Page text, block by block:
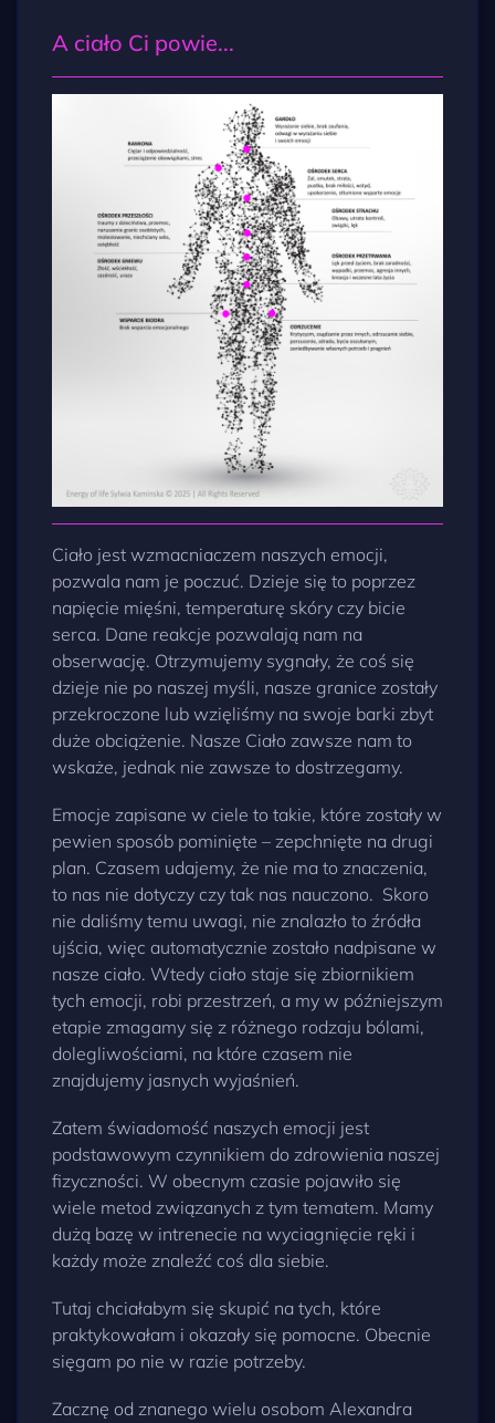
A ciało Ci powie...
Ciało jest wzmacniaczem naszych emocji,
pozwala nam je poczuć. Dzieje się to poprzez
napięcie mięśni, temperaturę skóry czy bicie
serca. Dane reakcje pozwalają nam na
obserwację. Otrzymujemy sygnały, że coś się
dzieje nie po naszej myśli, nasze granice zostały
przekroczone lub wzięliśmy na swoje barki zbyt
duże obciążenie. Nasze Ciało zawsze nam to
wskaże, jednak nie zawsze to dostrzegamy.
Emocje zapisane w ciele to takie, które zostały w
pewien sposób pominięte – zepchnięte na drugi
plan. Czasem udajemy, że nie ma to znaczenia,
to nas nie dotyczy czy tak nas nauczono. Skoro
nie daliśmy temu uwagi, nie znalazło to źródła
ujścia, więc automatycznie zostało nadpisane w
nasze ciało. Wtedy ciało staje się zbiornikiem
tych emocji, robi przestrzeń, a my w późniejszym
etapie zmagamy się z różnego rodzaju bólami,
dolegliwościami, na które czasem nie
znajdujemy jasnych wyjaśnień.
Zatem świadomość naszych emocji jest
podstawowym czynnikiem do zdrowienia naszej
fizyczności. W obecnym czasie pojawiło się
wiele metod związanych z tym tematem. Mamy
dużą bazę w intrenecie na wyciagnięcie ręki i
każdy może znaleźć coś dla siebie.
Tutaj chciałabym się skupić na tych, które
praktykowałam i okazały się pomocne. Obecnie
sięgam po nie w razie potrzeby.
Zacznę od znanego wielu osobom Alexandra